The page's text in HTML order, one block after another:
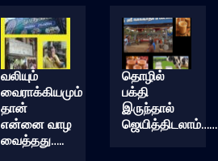
வலியும்
வைராக்கியமும்
தான்
என்னை வாழ
வைத்தது…..
தொழில்
பக்தி
இருந்தால்